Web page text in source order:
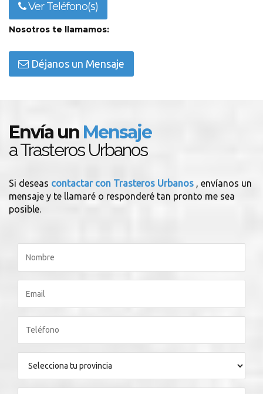
Ver Teléfono(s)
Nosotros te llamamos:
Déjanos un Mensaje
Envía un Mensaje
a Trasteros Urbanos
Si deseas contactar con Trasteros Urbanos , envíanos un
mensaje y te llamaré o responderé tan pronto me sea
posible.